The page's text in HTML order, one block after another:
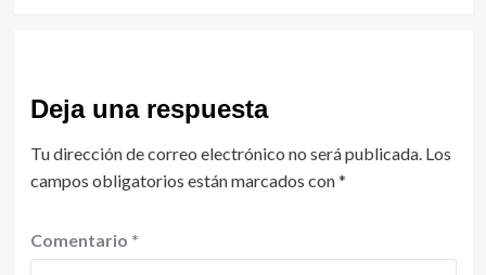
Deja una respuesta
Tu dirección de correo electrónico no será publicada. Los
campos obligatorios están marcados con*
Comentario *